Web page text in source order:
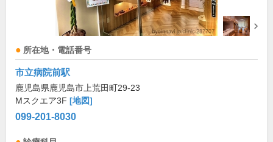
所在地・電話番号
市立病院前駅
鹿児島県鹿児島市上荒田町29-23
Mスクエア3F [地図]
099-201-8030